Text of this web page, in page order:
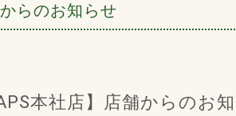
らのお知らせ
本社店】店舗からのお